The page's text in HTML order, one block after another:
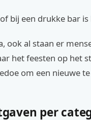
bij een drukke bar
ook al staan er
het feesten op het
om een nieuwe
per